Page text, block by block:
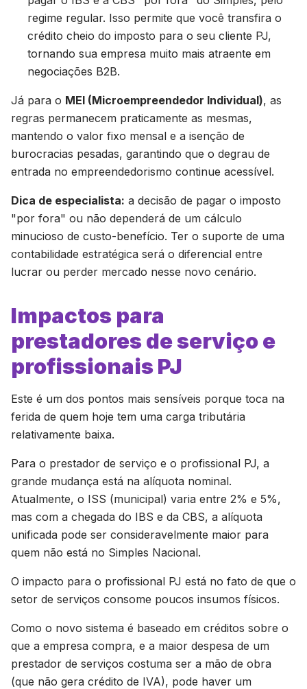
regime regular. Isso permite que você transfira o
crédito cheio do imposto para o seu cliente PJ,
tornando sua empresa muito mais atraente em
negociações B2B.
Já para o MEI (Microempreendedor Individual), as
regras permanecem praticamente as mesmas,
mantendo o valor fixo mensal e a isenção de
burocracias pesadas, garantindo que o degrau de
entrada no empreendedorismo continue acessível.
Dica de especialista: a decisão de pagar o imposto
"por fora" ou não dependerá de um cálculo
minucioso de custo-benefício. Ter o suporte de uma
contabilidade estratégica será o diferencial entre
lucrar ou perder mercado nesse novo cenário.
Impactos para
prestadores de serviço e
profissionais PJ
Este é um dos pontos mais sensíveis porque toca na
ferida de quem hoje tem uma carga tributária
relativamente baixa.
Para o prestador de serviço e o profissional PJ, a
grande mudança está na alíquota nominal.
Atualmente, o ISS (municipal) varia entre 2% e 5%,
mas com a chegada do IBS e da CBS, a alíquota
unificada pode ser consideravelmente maior para
quem não está no Simples Nacional.
O impacto para o profissional PJ está no fato de que o
setor de serviços consome poucos insumos físicos.
Como o novo sistema é baseado em créditos sobre o
que a empresa compra, e a maior despesa de um
prestador de serviços costuma ser a mão de obra
(que não gera crédito de IVA), pode haver um